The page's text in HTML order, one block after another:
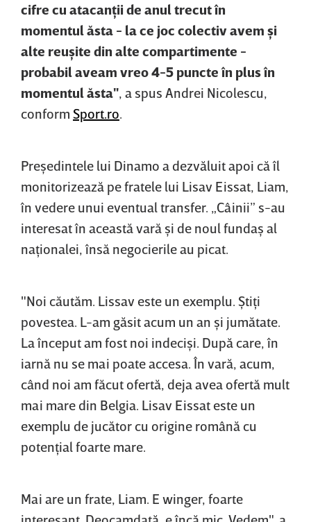
cifre cu atacanţii de anul trecut în
momentul ăsta - la ce joc colectiv avem şi
alte reuşite din alte compartimente -
probabil aveam vreo 4-5 puncte în plus în
momentul ăsta", a spus Andrei Nicolescu,
conform Sport.ro.
Preşedintele lui Dinamo a dezvăluit apoi că îl
monitorizează pe fratele lui Lisav Eissat, Liam,
în vedere unui eventual transfer. „Câinii” s-au
interesat în această vară şi de noul fundaş al
naţionalei, însă negocierile au picat.
"Noi căutăm. Lissav este un exemplu. Ştiţi
povestea. L-am găsit acum un an şi jumătate.
La început am fost noi indecişi. După care, în
iarnă nu se mai poate accesa. În vară, acum,
când noi am făcut ofertă, deja avea ofertă mult
mai mare din Belgia. Lisav Eissat este un
exemplu de jucător cu origine română cu
potenţial foarte mare.
Mai are un frate, Liam. E winger, foarte